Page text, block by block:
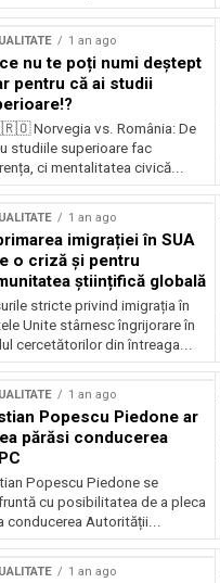
1 an ago
nu te poți numi deștept
pentru că ai studii
Norvegia vs. România: De
studiile superioare fac
ci mentalitatea civică...
1 an ago
imigrației în SUA
o criză și pentru
științifică globală
stricte privind imigrația în
Unite stârnesc îngrijorare în
cercetătorilor din întreaga...
1 an ago
Popescu Piedone ar
părăsi conducerea
Popescu Piedone se
cu posibilitatea de a pleca
conducerea Autorității...
1 an ago